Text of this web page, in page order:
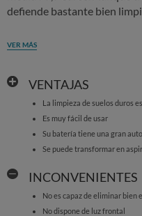
defiende bastante bien
VER MÁS
VENTAJAS
La limpieza de suelos duros
Es muy fácil de usar
Su batería tiene una gran
Se puede transformar en
INCONVENIENTES
No es capaz de eliminar bien
No dispone de luz frontal